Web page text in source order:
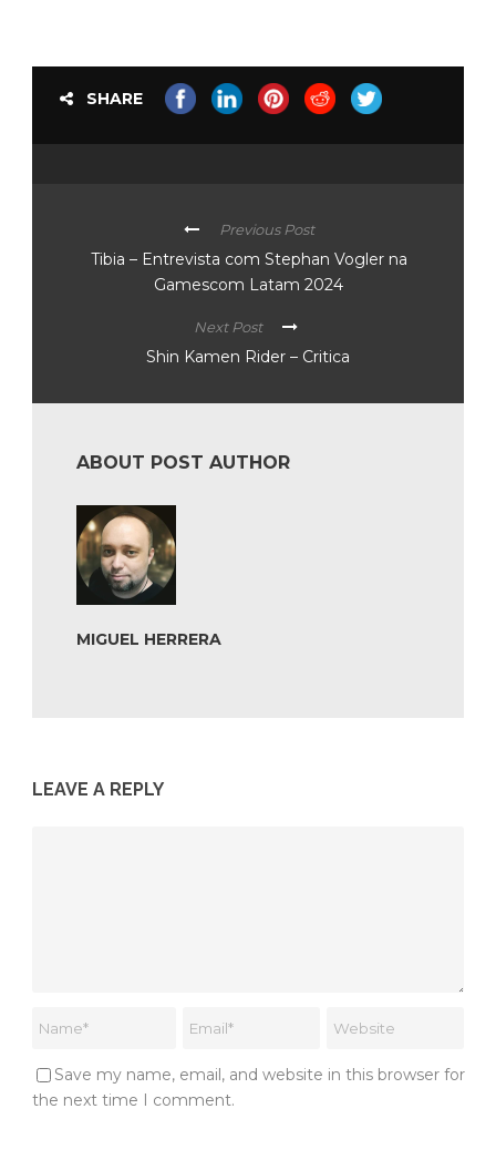
SHARE
Previous Post
Tibia – Entrevista com Stephan Vogler na
Gamescom Latam 2024
Next Post
Shin Kamen Rider – Critica
ABOUT POST AUTHOR
MIGUEL HERRERA
LEAVE A REPLY
Save my name, email, and website in this browser for
the next time I comment.